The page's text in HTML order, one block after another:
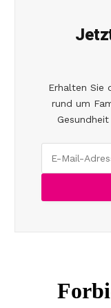
Erhalten Sie
rund um
E-Mail-